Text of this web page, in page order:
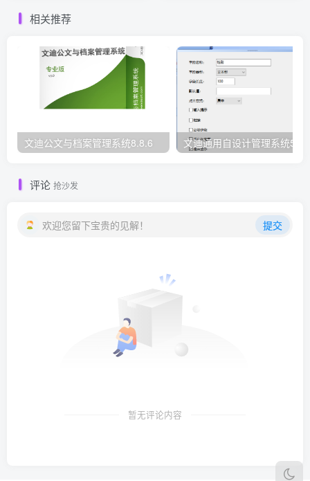
相关推荐
文迪公文与档案管理系统8.8.6 文迪通用自设计管理系统
评论 抢沙发
欢迎您留下宝贵的见解！ 提交
暂无评论内容